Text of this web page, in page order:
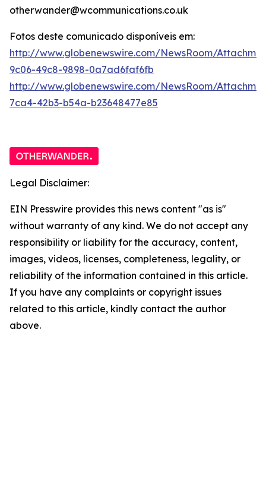
otherwander@wcommunications.co.uk
Fotos deste comunicado disponíveis em:
http://www.globenewswire.com/NewsRoom/
9c06-49c8-9898-0a7ad6faf6fb
http://www.globenewswire.com/NewsRoom/
7ca4-42b3-b54a-b23648477e85
Legal Disclaimer:
EIN Presswire provides this news content "as is"
without warranty of any kind. We do not accept any
responsibility or liability for the accuracy, content,
images, videos, licenses, completeness, legality, or
reliability of the information contained in this article.
If you have any complaints or copyright issues
related to this article, kindly contact the author
above.